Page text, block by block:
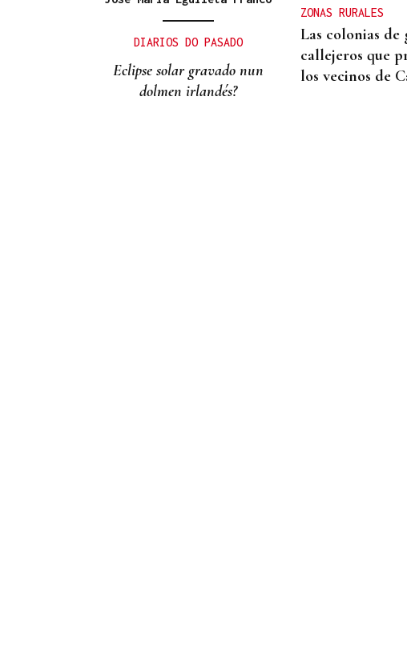
DIARIOS DO PASADO
Eclipse solar gravado nun
dolmen irlandés?
ZONAS RURALES
Las colonias de
callejeros que
los vecinos de